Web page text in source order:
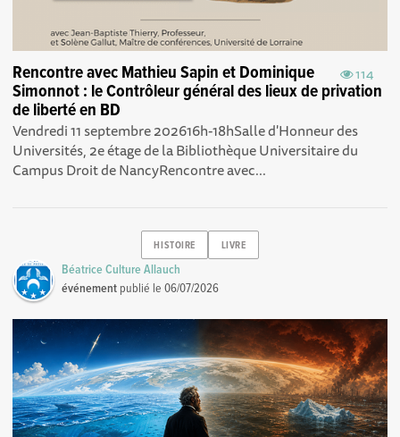
114
Rencontre avec Mathieu Sapin et Dominique
Simonnot : le Contrôleur général des lieux de privation
de liberté en BD
Vendredi 11 septembre 202616h-18hSalle d'Honneur des
Universités, 2e étage de la Bibliothèque Universitaire du
Campus Droit de NancyRencontre avec...
HISTOIRE LIVRE
Béatrice Culture Allauch
événement publié le06/07/2026